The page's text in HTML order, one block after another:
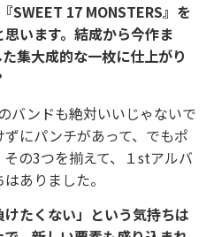
17 MONSTERS』を
います。結成から今作ま
集大成的な一枚に仕上がり
バンドも絶対いいじゃないで
にパンチがあって、でもポ
の3つを揃えて、１stアルバ
ありました。
たくない」という気持ちは